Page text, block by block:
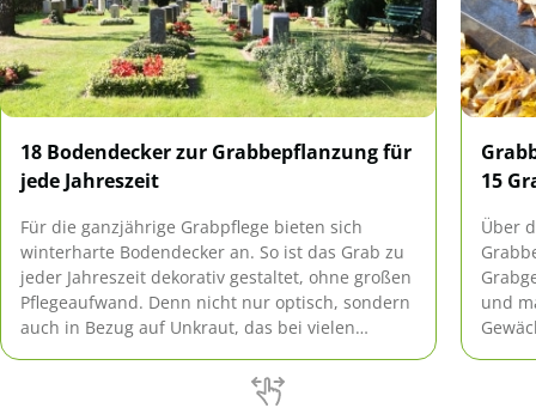
18 Bodendecker zur Grabbepflanzung für
jede Jahreszeit
Für die ganzjährige Grabpflege bieten sich
winterharte Bodendecker an. So ist das Grab zu
jeder Jahreszeit dekorativ gestaltet, ohne großen
Pflegeaufwand. Denn nicht nur optisch, sondern
auch in Bezug auf Unkraut, das bei vielen
Pflanzen optimal für ein ordentlich gestaltetes
15
Über
und